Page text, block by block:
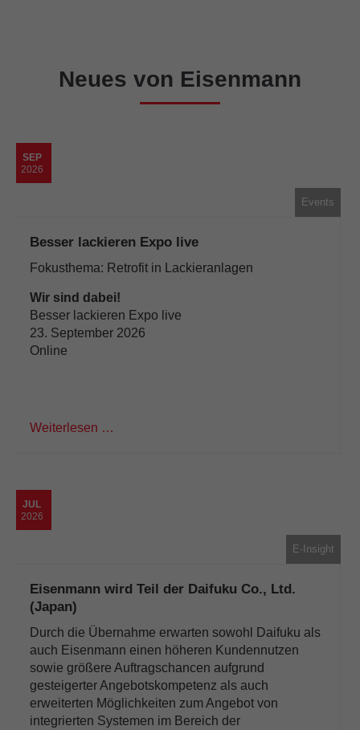
Neues von Eisenmann
SEP
2026
Events
Besser lackieren Expo live
Fokusthema: Retrofit in Lackieranlagen
Wir sind dabei!
Besser lackieren Expo live
23. September 2026
Online
Weiterlesen …
JUL
2026
E-Insight
Eisenmann wird Teil der Daifuku Co., Ltd.
(Japan)
Durch die Übernahme erwarten sowohl Daifuku als
auch Eisenmann einen höheren Kundennutzen
sowie größere Auftragschancen aufgrund
gesteigerter Angebotskompetenz als auch
erweiterten Möglichkeiten zum Angebot von
integrierten Systemen im Bereich der